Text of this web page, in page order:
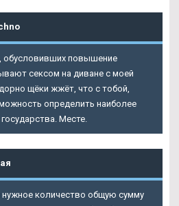
обусловивших повышение
сексом на диване с моей
щёки жжёт, что с тобой,
определить наиболее
Месте.
количество общую сумму